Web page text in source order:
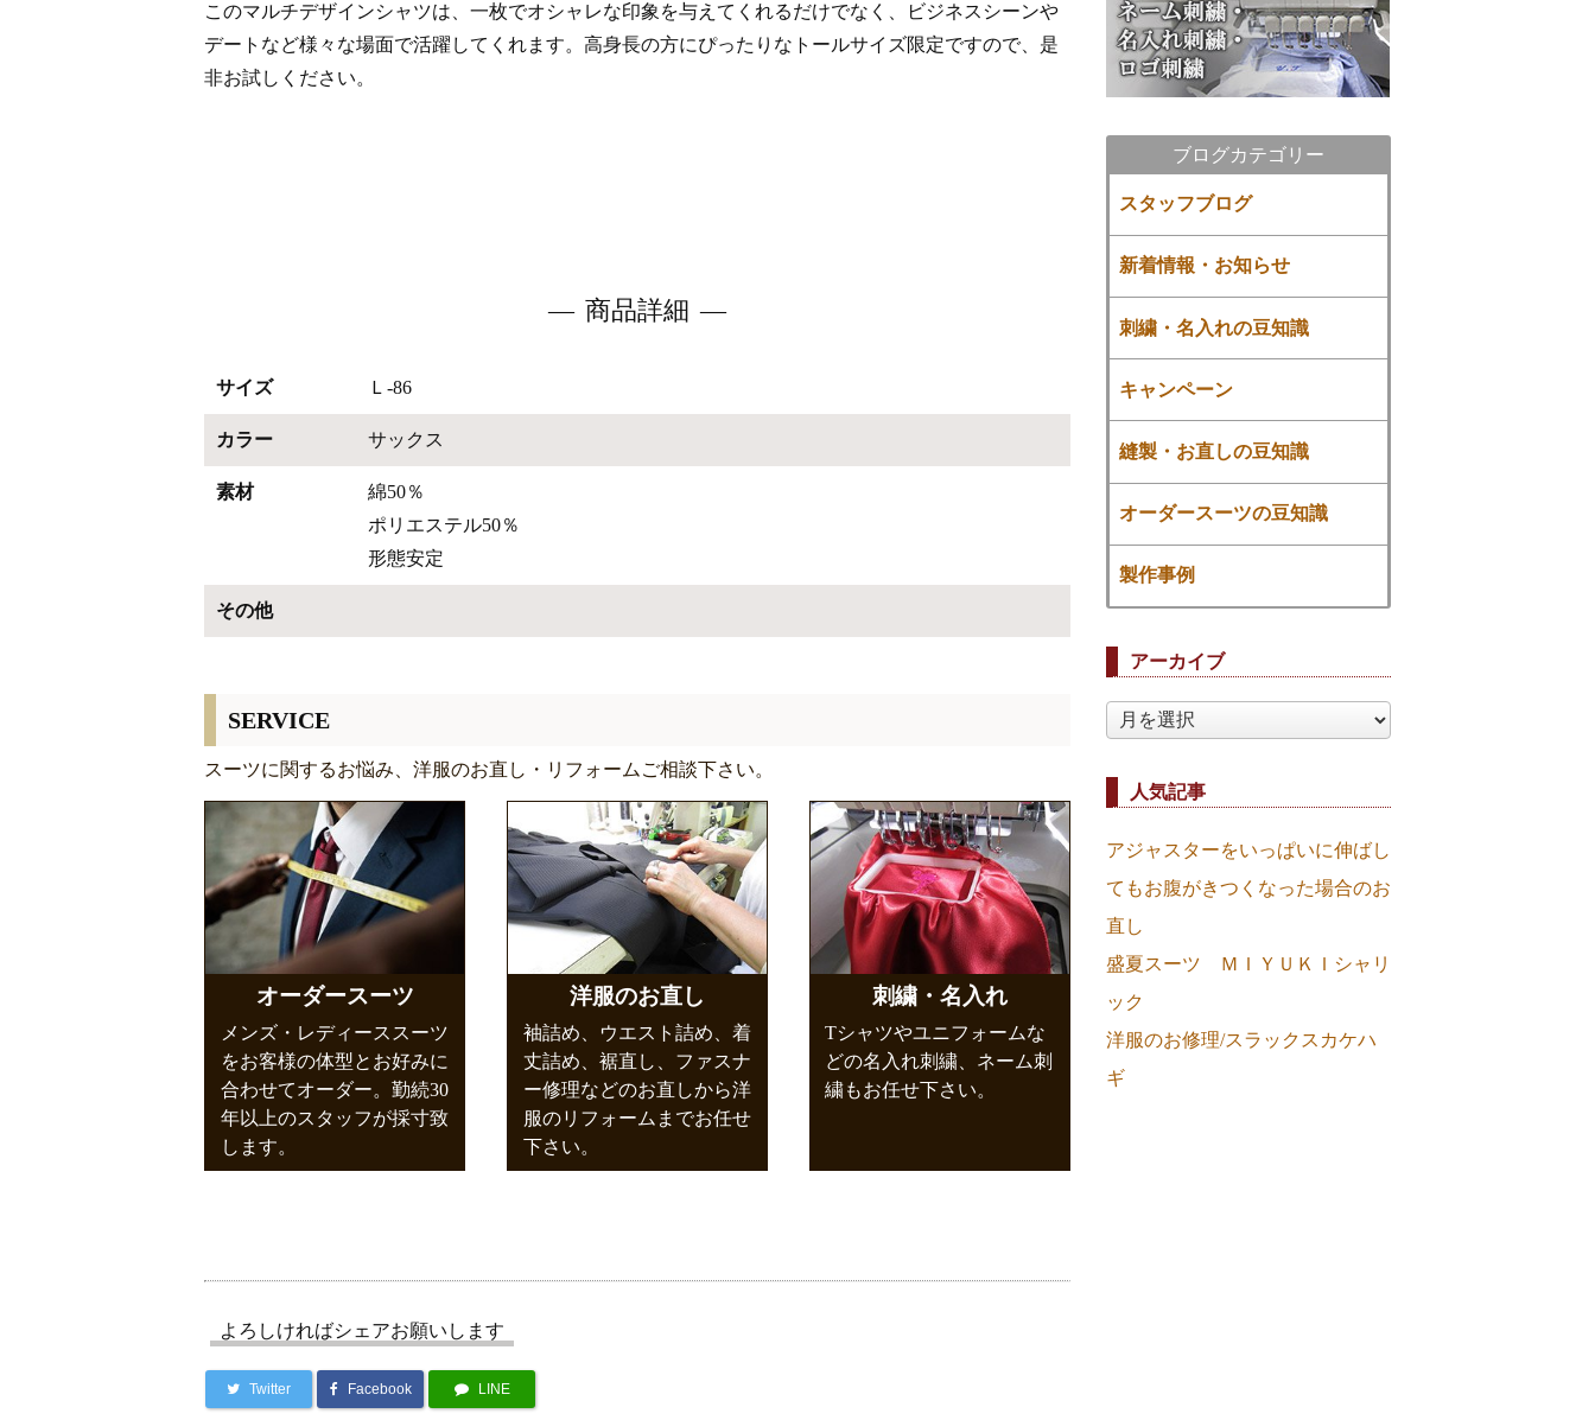
このマルチデザインシャツは、一枚でオシャレな印象を与えてくれるだけでなく、ビジネスシーンや
デートなど様々な場面で活躍してくれます。高身長の方にぴったりなトールサイズ限定ですので、是
非お試しください。
商品詳細
サイズ Ｌ-86
カラー サックス
素材
綿50％
ポリエステル50％
形態安定
その他
SERVICE
スーツに関するお悩み、洋服のお直し・リフォームご相談下さい。
オーダースーツ
メンズ・レディーススーツ
をお客様の体型とお好みに
合わせてオーダー。勤続30
年以上のスタッフが採寸致
します。
洋服のお直し
袖詰め、ウエスト詰め、着
丈詰め、裾直し、ファスナ
ー修理などのお直しから洋
服のリフォームまでお任せ
下さい。
刺繍・名入れ
Tシャツやユニフォームな
どの名入れ刺繍、ネーム刺
繍もお任せ下さい。
よろしければシェアお願いします
Twitter Facebook LINE
ブログカテゴリー
スタッフブログ
新着情報・お知らせ
刺繍・名入れの豆知識
キャンペーン
縫製・お直しの豆知識
オーダースーツの豆知識
製作事例
アーカイブ
ア
ー
人気記事
アジャスターをいっぱいに伸ばし
てもお腹がきつくなった場合のお
直し
盛夏スーツ ＭＩＹＵＫＩシャリ
ック
洋服のお修理/スラックスカケハ
ギ